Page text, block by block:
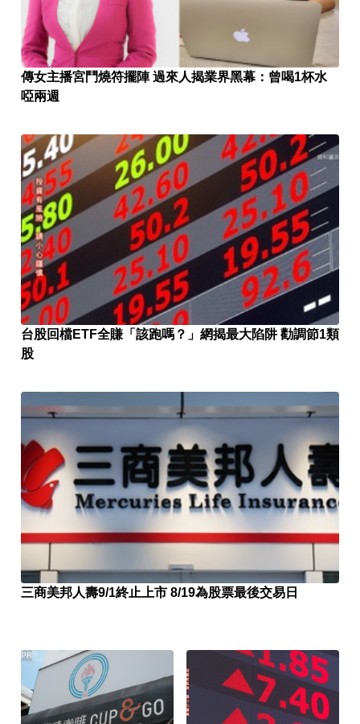
傳女主播宮鬥燒符擺陣 過來人揭業界黑幕：曾喝1杯水
啞兩週
台股回檔ETF全賺「該跑嗎？」網揭最大陷阱 勸調節1類
股
三商美邦人壽9/1終止上市 8/19為股票最後交易日
PR